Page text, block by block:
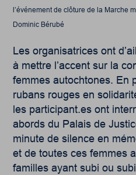
l’événement de clôture de la Marche
Dominic Bérubé
Les organisatrices ont
à mettre l’accent sur la
femmes autochtones. En
rubans rouges en
les participant.es ont
abords du Palais de
minute de silence en
et de toutes ces femmes
familles ayant subi ou